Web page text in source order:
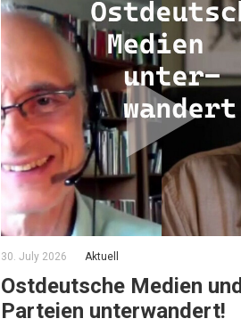
30. July 2026 Aktuell
Ostdeutsche Medien und
Parteien unterwandert!